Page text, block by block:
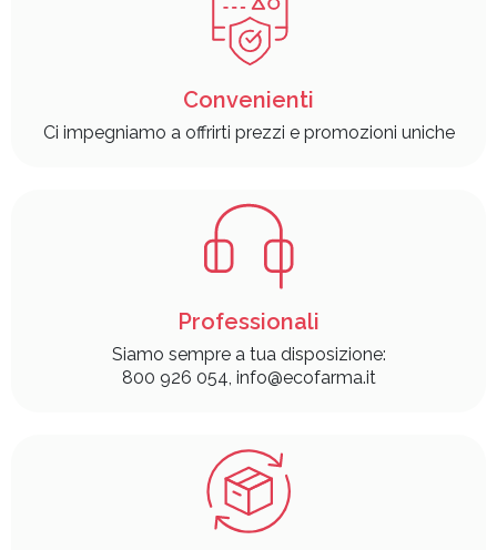
Convenienti
Ci impegniamo a offrirti prezzi e promozioni uniche
Professionali
Siamo sempre a tua disposizione:
800 926 054, info@ecofarma.it